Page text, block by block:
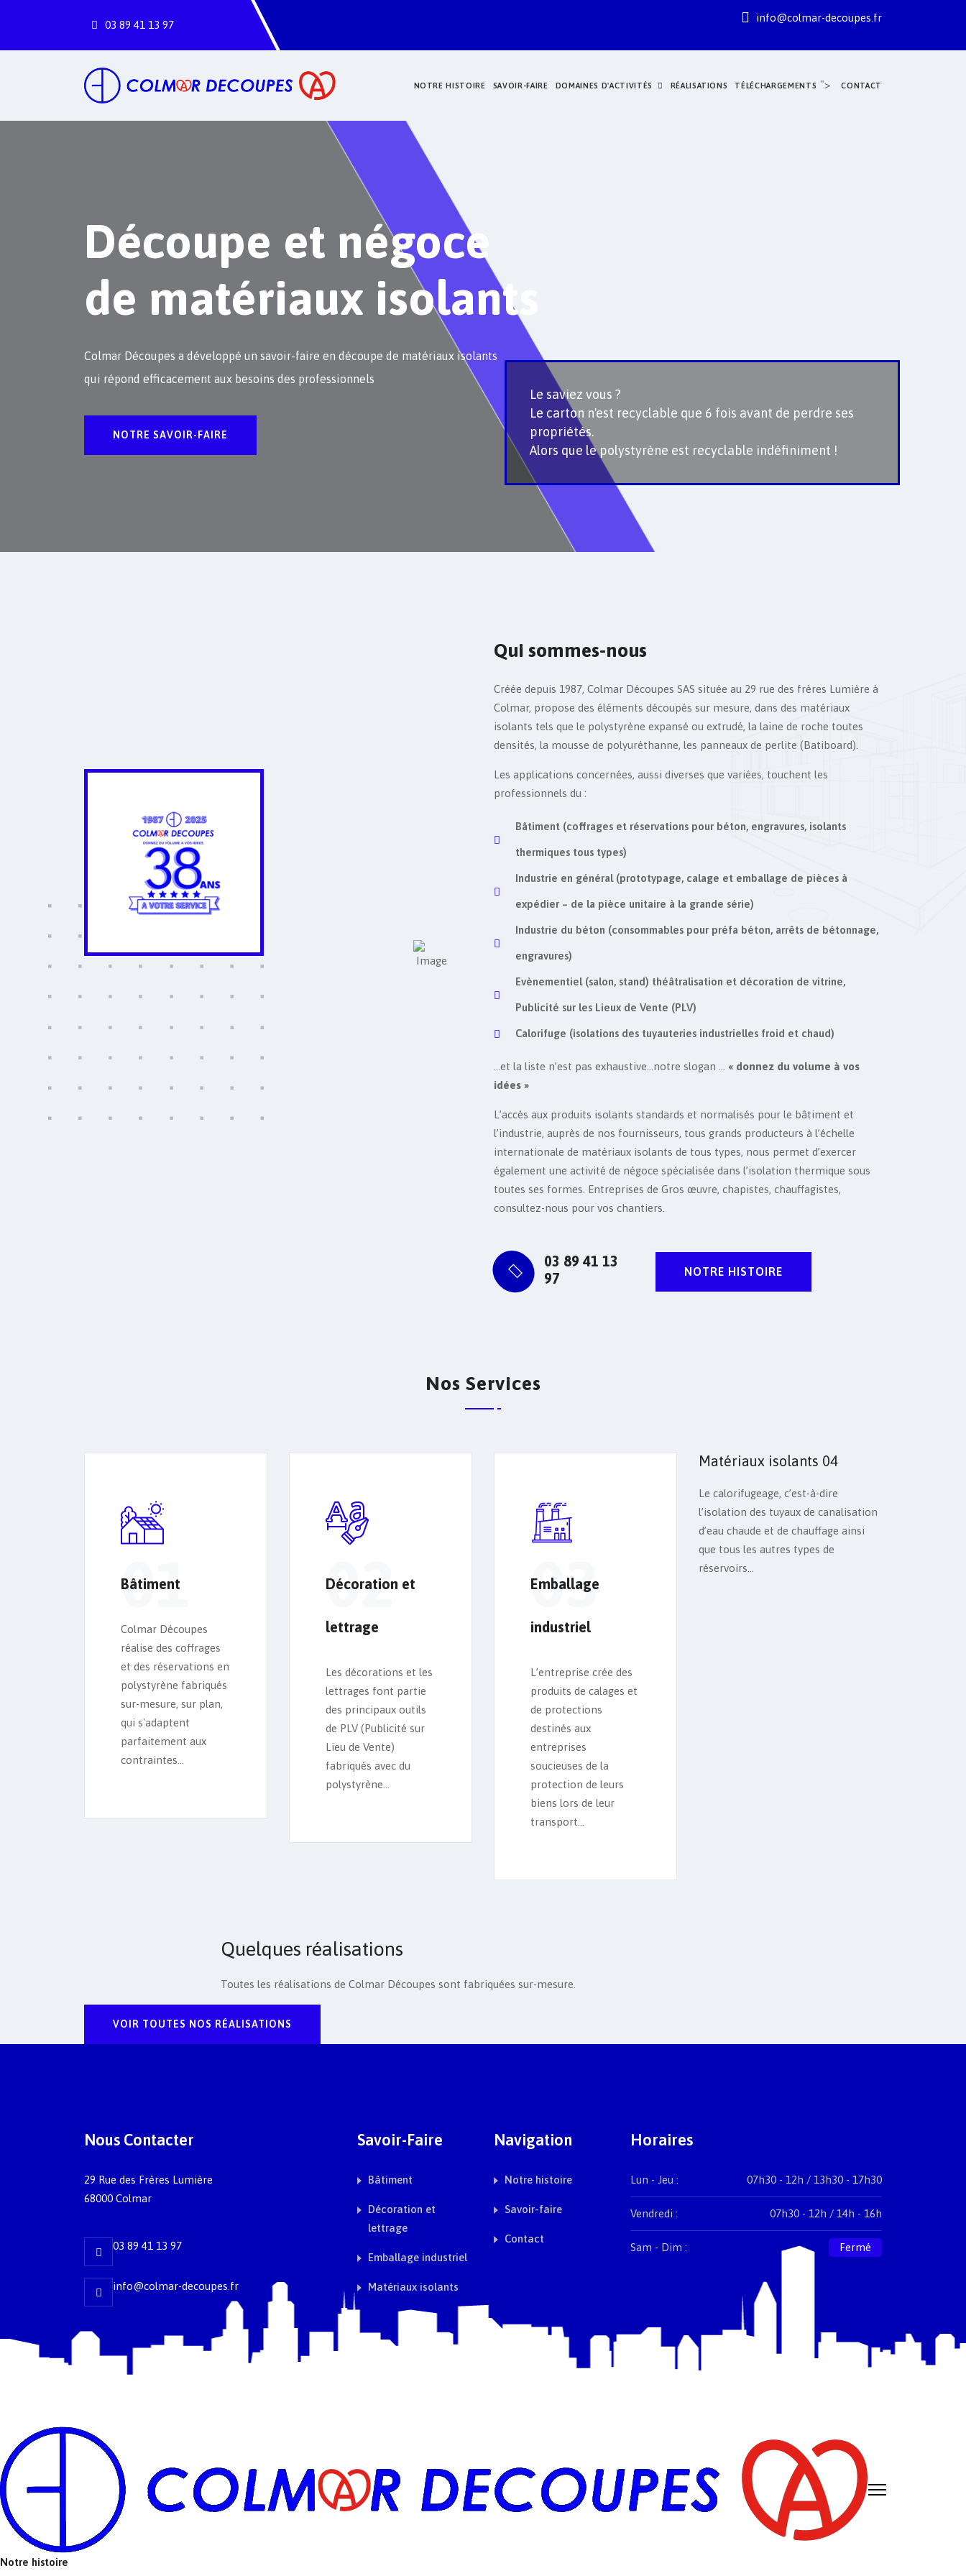
03
13
info@colmar-decoupes.fr
NOTRE HISTOIRE SAVOIR-FAIRE DOMAINES D'ACTIVITÉS RÉALISATIONS TÉLÉCHARGEMENTS "> CONTACT
Découpe et négoce
de matériaux isolants
Colmar Découpes a développé un savoir-faire en découpe de matériaux isolants
qui répond efficacement aux besoins des professionnels
NOTRE SAVOIR-FAIRE
Le saviez vous ?
Le carton n'est recyclable que 6 fois avant de perdre ses
propriétés.
Alors que le polystyrène est recyclable indéfiniment !
Qui sommes-nous
Créée depuis 1987, Colmar Découpes SAS située au 29 rue des frères Lumière à
Colmar, propose des éléments découpés sur mesure, dans des matériaux
isolants tels que le polystyrène expansé ou extrudé, la laine de roche toutes
densités, la mousse de polyuréthanne, les panneaux de perlite (Batiboard).
Les applications concernées, aussi diverses que variées, touchent les
professionnels du :
Bâtiment (coffrages et réservations pour béton, engravures, isolants
thermiques tous types)
Industrie en général (prototypage, calage et emballage de pièces à
expédier – de la pièce unitaire à la grande série)
Industrie du béton (consommables pour préfa béton, arrêts de bétonnage,
engravures)
Evènementiel (salon, stand) théâtralisation et décoration de vitrine,
Publicité sur les Lieux de Vente (PLV)
Calorifuge (isolations des tuyauteries industrielles froid et chaud)
…et la liste n’est pas exhaustive…notre slogan … « donnez du volume à vos
idées »
L’accès aux produits isolants standards et normalisés pour le bâtiment et
l’industrie, auprès de nos fournisseurs, tous grands producteurs à l’échelle
internationale de matériaux isolants de tous types, nous permet d’exercer
également une activité de négoce spécialisée dans l’isolation thermique sous
toutes ses formes. Entreprises de Gros œuvre, chapistes, chauffagistes,
consultez-nous pour vos chantiers.
03 89 41 13
97
NOTRE HISTOIRE
Nos Services
Bâtiment
01
Colmar Découpes
réalise des coffrages
et des réservations en
polystyrène fabriqués
sur-mesure, sur plan,
qui s'adaptent
parfaitement aux
contraintes...
Décoration et
lettrage
02
Les décorations et les
lettrages font partie
des principaux outils
de PLV (Publicité sur
Lieu de Vente)
fabriqués avec du
polystyrène...
Emballage
industriel
03
L’entreprise crée des
produits de calages et
de protections
destinés aux
entreprises
soucieuses de la
protection de leurs
biens lors de leur
transport...
Matériaux isolants 04
Le calorifugeage, c’est-à-dire
l’isolation des tuyaux de canalisation
d’eau chaude et de chauffage ainsi
que tous les autres types de
réservoirs...
Quelques réalisations
Toutes les réalisations de Colmar Découpes sont fabriquées sur-mesure.
VOIR TOUTES NOS RÉALISATIONS
Nous Contacter
29 Rue des Frères Lumière
68000 Colmar
03 89 41 13 97
info@colmar-decoupes.fr
Savoir-Faire
Bâtiment
Décoration et
lettrage
Emballage industriel
Matériaux isolants
Navigation
Notre histoire
Savoir-faire
Contact
Horaires
Lun - Jeu : 07h30 - 12h / 13h30 - 17h30
Vendredi : 07h30 - 12h / 14h - 16h
Sam - Dim : Fermé
Notre histoire